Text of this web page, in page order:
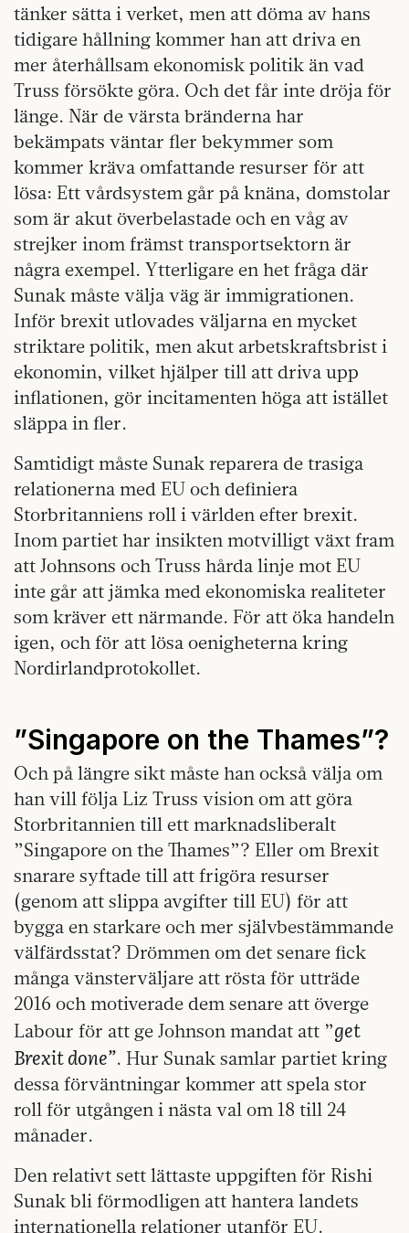
tänker sätta i verket, men att döma av hans
tidigare hållning kommer han att driva en
mer återhållsam ekonomisk politik än vad
Truss försökte göra. Och det får inte dröja för
länge. När de värsta bränderna har
bekämpats väntar fler bekymmer som
kommer kräva omfattande resurser för att
lösa: Ett vårdsystem går på knäna, domstolar
som är akut överbelastade och en våg av
strejker inom främst transportsektorn är
några exempel. Ytterligare en het fråga där
Sunak måste välja väg är immigrationen.
Inför brexit utlovades väljarna en mycket
striktare politik, men akut arbetskraftsbrist i
ekonomin, vilket hjälper till att driva upp
inflationen, gör incitamenten höga att istället
släppa in fler.
Samtidigt måste Sunak reparera de trasiga
relationerna med EU och definiera
Storbritanniens roll i världen efter brexit.
Inom partiet har insikten motvilligt växt fram
att Johnsons och Truss hårda linje mot EU
inte går att jämka med ekonomiska realiteter
som kräver ett närmande. För att öka handeln
igen, och för att lösa oenigheterna kring
Nordirlandprotokollet.
”Singapore on the Thames”?
Och på längre sikt måste han också välja om
han vill följa Liz Truss vision om att göra
Storbritannien till ett marknadsliberalt
”Singapore on the Thames”? Eller om Brexit
snarare syftade till att frigöra resurser
(genom att slippa avgifter till EU) för att
bygga en starkare och mer självbestämmande
välfärdsstat? Drömmen om det senare fick
många vänsterväljare att rösta för utträde
2016 och motiverade dem senare att överge
Labour för att ge Johnson mandat att ”get
Brexit done”. Hur Sunak samlar partiet kring
dessa förväntningar kommer att spela stor
roll för utgången i nästa val om 18 till 24
månader.
Den relativt sett lättaste uppgiften för Rishi
Sunak bli förmodligen att hantera landets
internationella relationer utanför EU.